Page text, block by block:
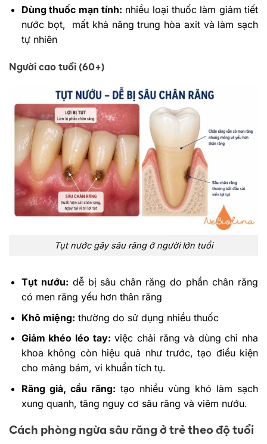
Dùng thuốc mạn tính: nhiều loại thuốc làm giảm tiết
nước bọt, mất khả năng trung hòa axit và làm sạch
tự nhiên
Người cao tuổi (60+)
Tụt nước gây sâu răng ở người lớn tuổi
Tụt nướu: dễ bị sâu chân răng do phần chân răng
có men răng yếu hơn thân răng
Khô miệng: thường do sử dụng nhiều thuốc
Giảm khéo léo tay: việc chải răng và dùng chỉ nha
khoa không còn hiệu quả như trước, tạo điều kiện
cho mảng bám, vi khuẩn tích tụ.
Răng giả, cầu răng: tạo nhiều vùng khó làm sạch
xung quanh, tăng nguy cơ sâu răng và viêm nướu.
Cách phòng ngừa sâu răng ở trẻ theo độ tuổi